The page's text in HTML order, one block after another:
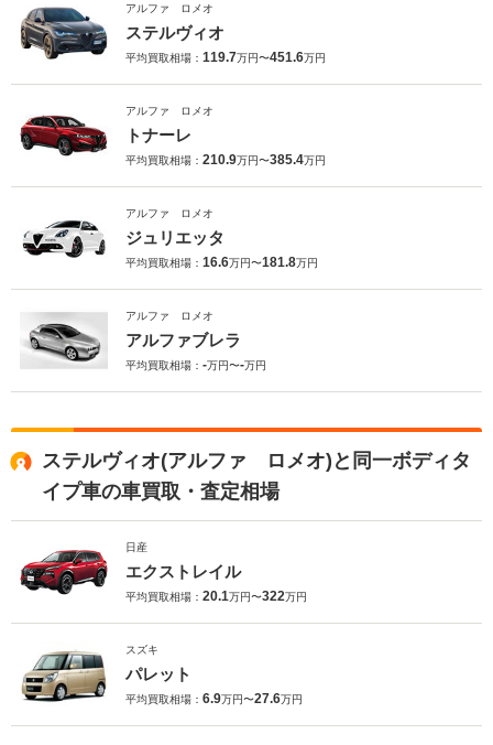
アルファ ロメオ
ステルヴィオ
平均買取相場： 119.7万円〜451.6万円
アルファ ロメオ
トナーレ
平均買取相場： 210.9万円〜385.4万円
アルファ ロメオ
ジュリエッタ
平均買取相場： 16.6万円〜181.8万円
アルファ ロメオ
アルファブレラ
平均買取相場： -万円〜-万円
ステルヴィオ(アルファ ロメオ)と同一ボディタ
イプ車の車買取・査定相場
日産
エクストレイル
平均買取相場： 20.1万円〜322万円
スズキ
パレット
平均買取相場： 6.9万円〜27.6万円